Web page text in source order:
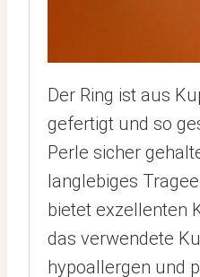
Der Ring ist aus
gefertigt und so
Perle sicher
langlebiges
bietet exzellenten
das verwendete
hypoallergen und